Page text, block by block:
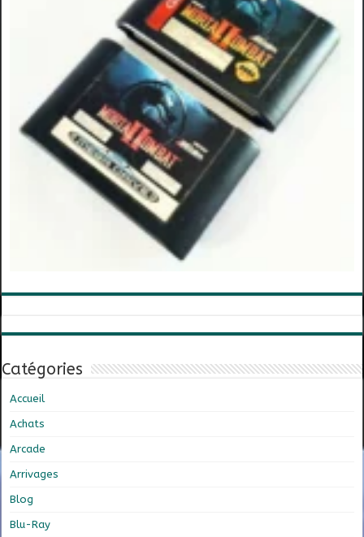
Catégories
Accueil
Achats
Arcade
Arrivages
Blog
Blu-Ray